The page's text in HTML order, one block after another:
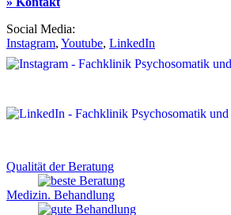
Social Media:
Instagram, Youtube, LinkedIn
Qualität der Beratung
Medizin. Behandlung